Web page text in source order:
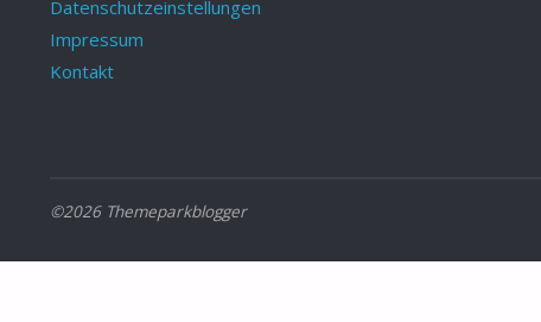
Datenschutzeinstellungen
Impressum
Kontakt
©2026 Themeparkblogger